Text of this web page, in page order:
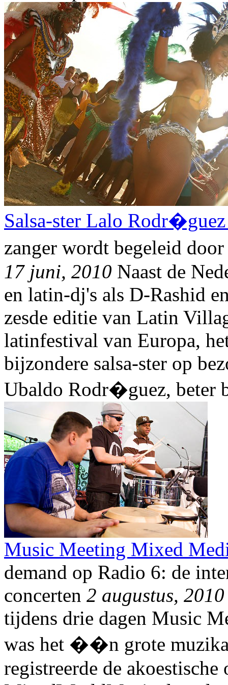
Salsa-ster Lalo
zanger wordt begeleid
17 juni, 2010 Naast de
en latin-dj's als D-Rashid
zesde editie van Latin
latinfestival van Europa,
bijzondere salsa-ster op
Ubaldo Rodr�guez, beter
Music Meeting Mixed
demand op Radio 6: de
concerten 2 augustus, 2010
tijdens drie dagen Music
was het ��n grote
registreerde de